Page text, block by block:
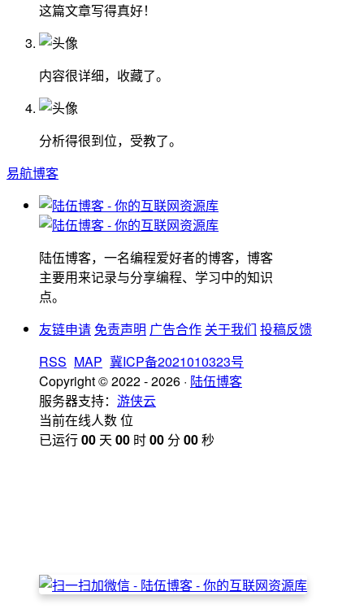
这篇文章写得真好！
内容很详细，收藏了。
分析得很到位，受教了。
易航博客
陆伍博客，一名编程爱好者的博客，博客
主要用来记录与分享编程、学习中的知识
点。
友链申请 免责声明 广告合作 关于我们 投稿反馈
RSS MAP 冀ICP备2021010323号
Copyright © 2022 - 2026 · 陆伍博客
服务器支持： 游侠云
当前在线人数位
已运行00 天 00 时00 分 00秒